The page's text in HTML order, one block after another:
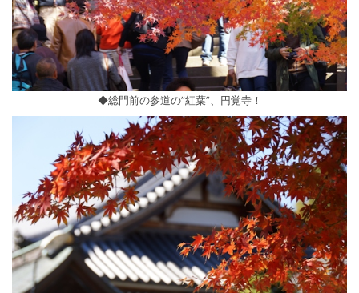
◆総門前の参道の”紅葉”、円覚寺！